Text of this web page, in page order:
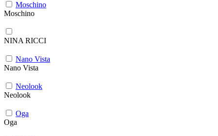
Moschino
Moschino
NINA RICCI
Nano Vista
Nano Vista
Neolook
Neolook
Oga
Oga